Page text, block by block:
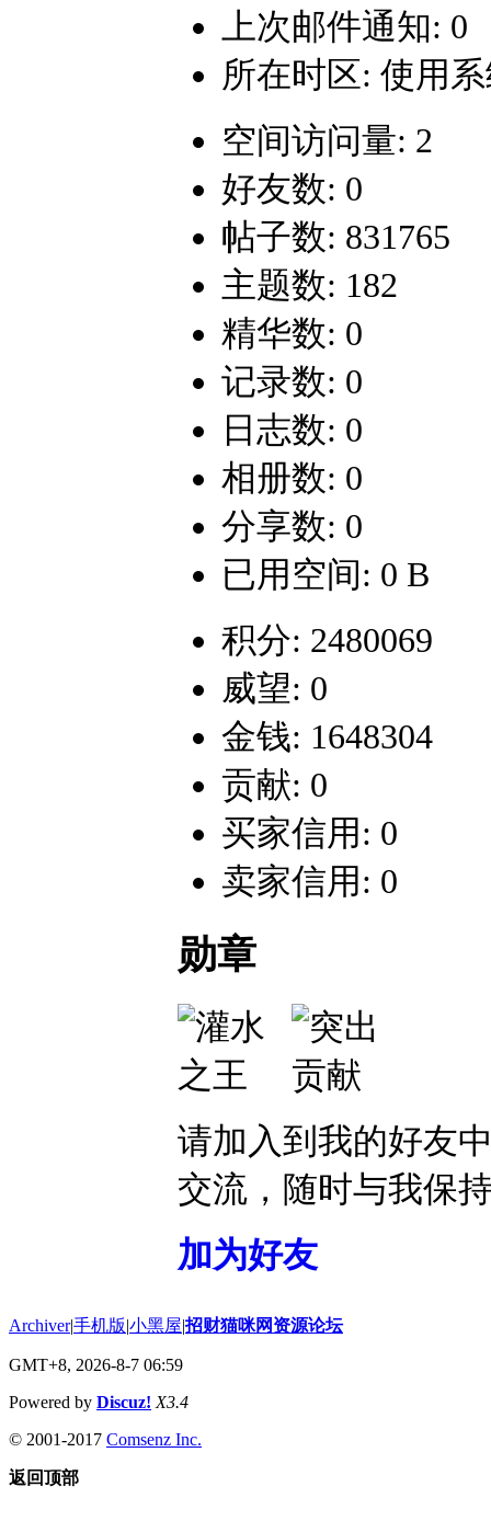
上次邮件通知: 0
所在时区: 使用
空间访问量: 2
好友数: 0
帖子数: 831765
主题数: 182
精华数: 0
记录数: 0
日志数: 0
相册数: 0
分享数: 0
已用空间: 0 B
积分: 2480069
威望: 0
金钱: 1648304
贡献: 0
买家信用: 0
卖家信用: 0
勋章
请加入到我的好友
交流，随时与我保
加为好友
Archiver|手机版|小黑屋|招财猫咪网资源论坛
GMT+8, 2026-8-7 06:59
Powered by Discuz! X3.4
© 2001-2017 Comsenz Inc.
返回顶部